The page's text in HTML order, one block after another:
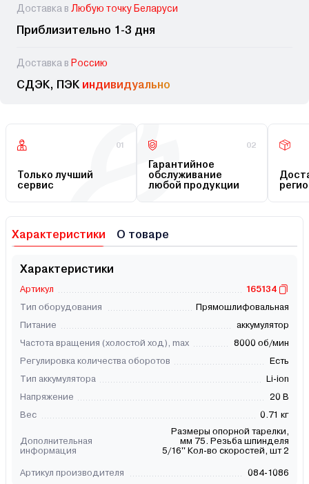
Доставка в Любую точку Беларуси
Приблизительно 1-3 дня
Доставка в Россию
СДЭК, ПЭК индивидуально
01
Только лучший
сервис
02
Гарантийное
обслуживание
любой продукции
Характеристики О товаре
Характеристики
Артикул
165134
Тип оборудования
Прямошлифовальная
Питание
аккумулятор
Частота вращения (холостой ход), max
8000 об/мин
Регулировка количества оборотов
Есть
Тип аккумулятора
Li-ion
Напряжение
20 В
Вес
0.71 кг
Дополнительная
информация
Размеры опорной тарелки,
мм 75. Резьба шпинделя
5/16'' Кол-во скоростей, шт 2
Артикул производителя 084-1086